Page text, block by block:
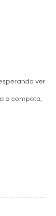
ver
o compota,